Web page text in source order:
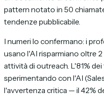
pattern notato in 50
tendenze pubblicabile.
I numeri lo confermano: i
usano l'AI risparmiano oltre
attività di outreach. L'81%
sperimentando con l'AI
l'avvertenza critica — il 42%